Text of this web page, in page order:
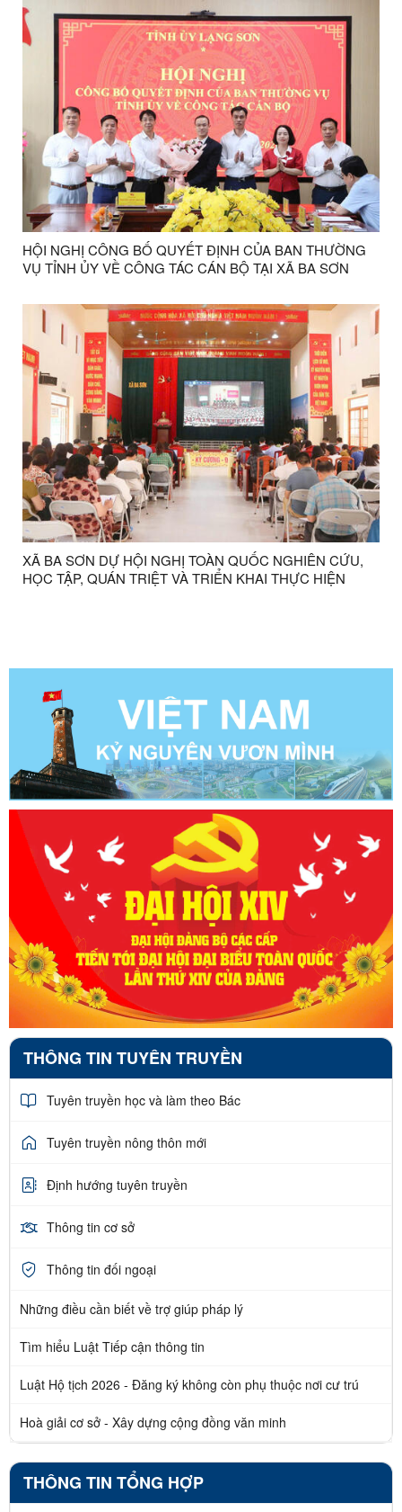
HỘI NGHỊ CÔNG BỐ QUYẾT ĐỊNH CỦA BAN THƯỜNG
VỤ TỈNH ỦY VỀ CÔNG TÁC CÁN BỘ TẠI XÃ BA SƠN
XÃ BA SƠN DỰ HỘI NGHỊ TOÀN QUỐC NGHIÊN CỨU,
HỌC TẬP, QUÁN TRIỆT VÀ TRIỂN KHAI THỰC HIỆN
THÔNG TIN TUYÊN TRUYỀN
Tuyên truyền học và làm theo Bác
Tuyên truyền nông thôn mới
Định hướng tuyên truyền
Thông tin cơ sở
Thông tin đối ngoại
Những điều cần biết về trợ giúp pháp lý
Tìm hiểu Luật Tiếp cận thông tin
Luật Hộ tịch 2026 - Đăng ký không còn phụ thuộc nơi cư trú
Hoà giải cơ sở - Xây dựng cộng đồng văn minh
THÔNG TIN TỔNG HỢP